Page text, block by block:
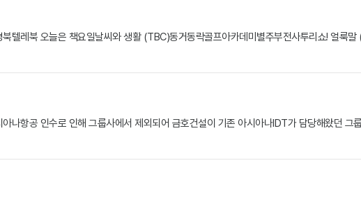
레북 오늘은 책요일날씨와 생활 (TBC)동거동락골프아카데미별주부전사투리쇼! 얼룩
항공 인수로 인해 그룹사에서 제외되어 금호건설이 기존 아시아나IDT가 담당해왔던 그